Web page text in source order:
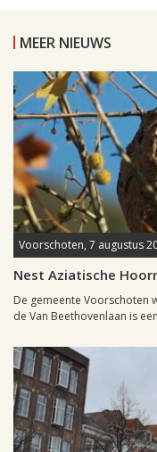
MEER NIEUWS
Voorschoten, 7 augustus
Nest Aziatische
De gemeente Voorschoten
de Van Beethovenlaan is